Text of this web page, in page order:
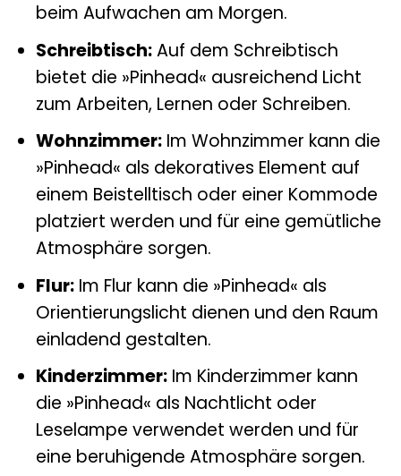
beim Aufwachen am Morgen.
Schreibtisch:Auf dem Schreibtisch
bietet die »Pinhead« ausreichend Licht
zum Arbeiten, Lernen oder Schreiben.
Wohnzimmer:Im Wohnzimmer kann die
»Pinhead« als dekoratives Element auf
einem Beistelltisch oder einer Kommode
platziert werden und für eine gemütliche
Atmosphäre sorgen.
Flur:Im Flur kann die »Pinhead« als
Orientierungslicht dienen und den Raum
einladend gestalten.
Kinderzimmer:Im Kinderzimmer kann
die »Pinhead« als Nachtlicht oder
Leselampe verwendet werden und für
eine beruhigende Atmosphäre sorgen.